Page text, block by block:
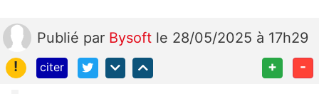
Publié par Bysoft le 28/05/2025 à 17h29
!
citer + -